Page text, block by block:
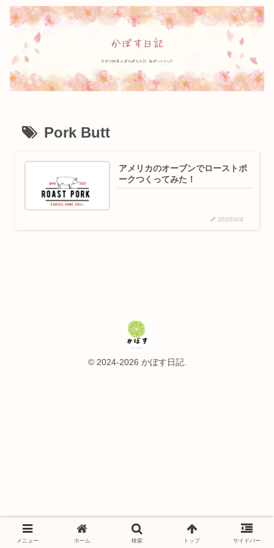
Pork Butt
アメリカのオーブンでローストポ
ークつくってみた！
2025/4/4
© 2024-2026 かぼす日記.
メニュー ホーム 検索 トップ サイドバー